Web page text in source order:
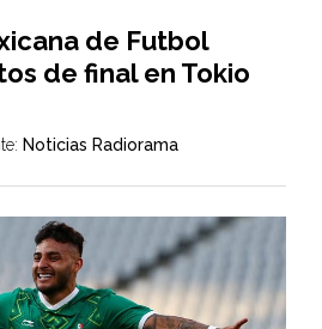
de Futbol
de final en Tokio
Noticias Radiorama